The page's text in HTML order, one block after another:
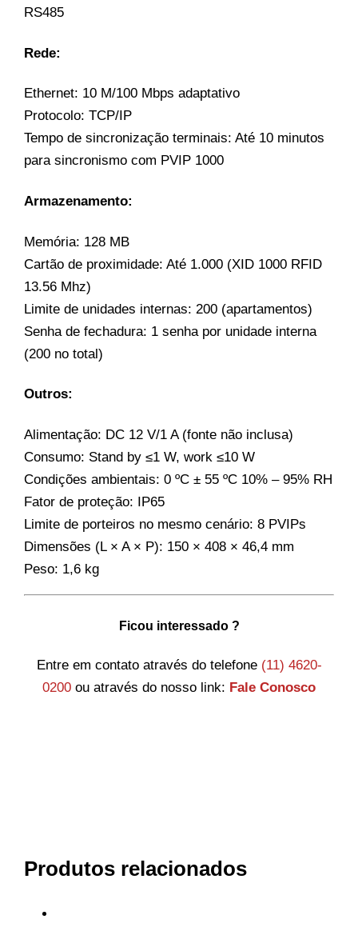
RS485
Rede:
Ethernet: 10 M/100 Mbps adaptativo
Protocolo: TCP/IP
Tempo de sincronização terminais: Até 10 minutos
para sincronismo com PVIP 1000
Armazenamento:
Memória: 128 MB
Cartão de proximidade: Até 1.000 (XID 1000 RFID
13.56 Mhz)
Limite de unidades internas: 200 (apartamentos)
Senha de fechadura: 1 senha por unidade interna
(200 no total)
Outros:
Alimentação: DC 12 V/1 A (fonte não inclusa)
Consumo: Stand by ≤1 W, work ≤10 W
Condições ambientais: 0 ºC ± 55 ºC 10% – 95% RH
Fator de proteção: IP65
Limite de porteiros no mesmo cenário: 8 PVIPs
Dimensões (L × A × P): 150 × 408 × 46,4 mm
Peso: 1,6 kg
Ficou interessado ?
Entre em contato através do telefone (11) 4620-
0200 ou através do nosso link: Fale Conosco
Produtos relacionados